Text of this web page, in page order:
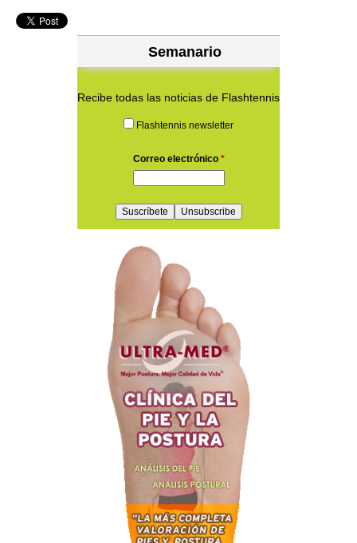
Semanario
Recibe todas las noticias de Flashtennis
Flashtennis newsletter
Correo electrónico *